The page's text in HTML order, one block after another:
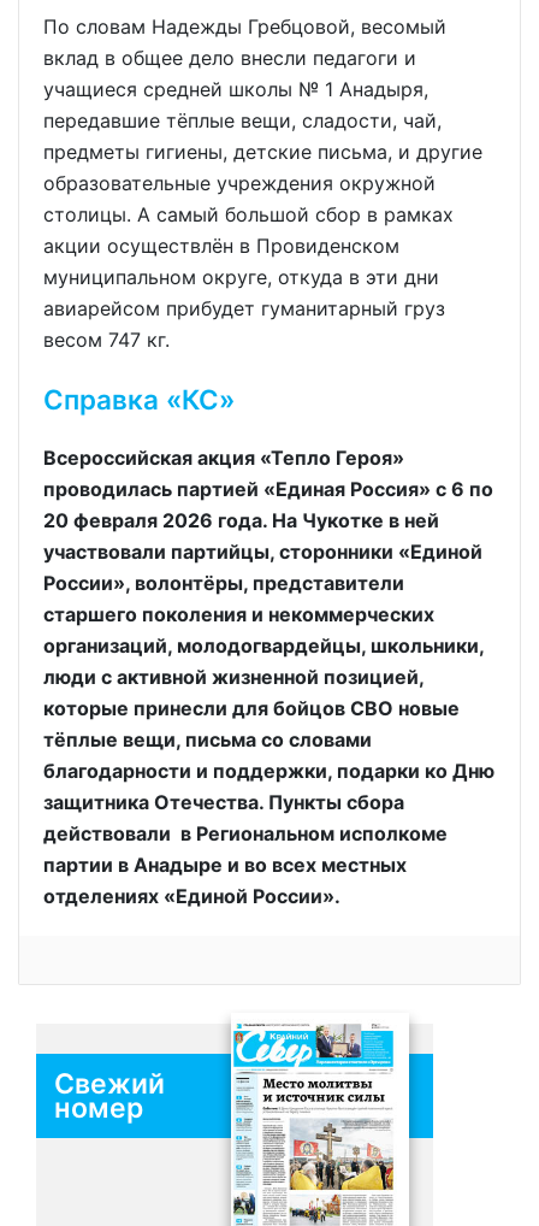
По словам Надежды Гребцовой, весомый
вклад в общее дело внесли педагоги и
учащиеся средней школы № 1 Анадыря,
передавшие тёплые вещи, сладости, чай,
предметы гигиены, детские письма, и другие
образовательные учреждения окружной
столицы. А самый большой сбор в рамках
акции осуществлён в Провиденском
муниципальном округе, откуда в эти дни
авиарейсом прибудет гуманитарный груз
весом 747 кг.
Справка «КС»
Всероссийская акция «Тепло Героя»
проводилась партией «Единая Россия» с 6 по
20 февраля 2026 года. На Чукотке в ней
участвовали партийцы, сторонники «Единой
России», волонтёры, представители
старшего поколения и некоммерческих
организаций, молодогвардейцы, школьники,
люди с активной жизненной позицией,
которые принесли для бойцов СВО новые
тёплые вещи, письма со словами
благодарности и поддержки, подарки ко Дню
защитника Отечества. Пункты сбора
действовали в Региональном исполкоме
партии в Анадыре и во всех местных
отделениях «Единой России».
Свежий
номер